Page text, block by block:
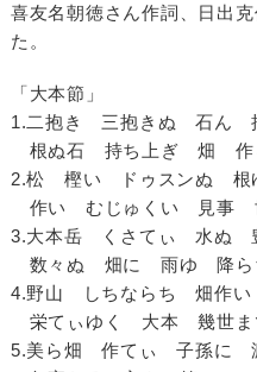
喜友名朝徳さん作詞、日出
た。
「大本節」
1.二抱き 三抱きぬ 石ん
根ぬ石 持ち上ぎ 畑 作
2.松 樫い ドゥスンぬ 根
作い むじゅくい 見事
3.大本岳 くさてぃ 水ぬ
数々ぬ 畑に 雨ゆ 降ら
4.野山 しちならち 畑作
栄てぃゆく 大本 幾世ま
5.美ら畑 作てぃ 子孫に